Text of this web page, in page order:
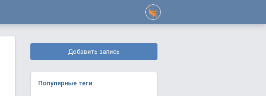
Добавить запись
Популярные теги